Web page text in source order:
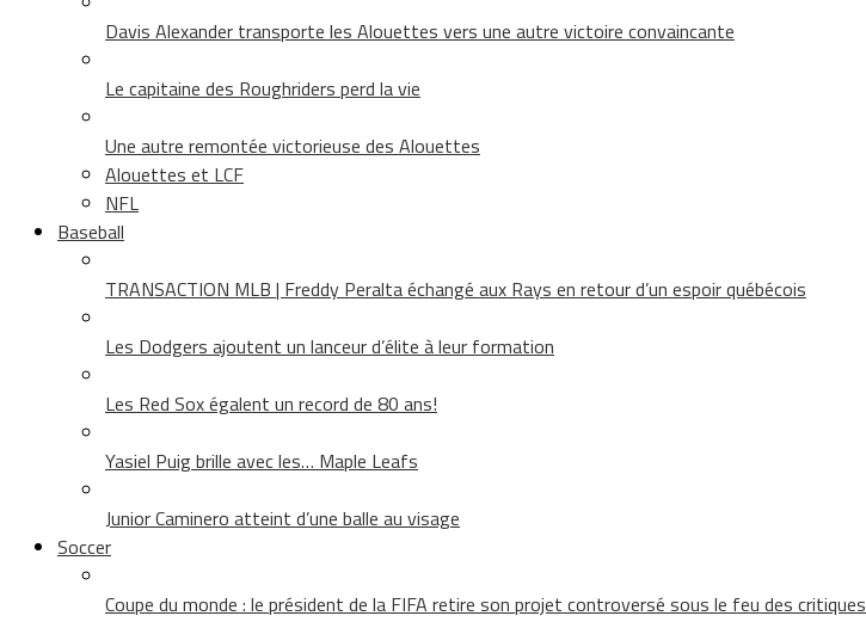
Davis Alexander transporte les Alouettes vers une autre victoire convaincante
Le capitaine des Roughriders perd la vie
Une autre remontée victorieuse des Alouettes
Alouettes et LCF
NFL
Baseball
TRANSACTION MLB | Freddy Peralta échangé aux Rays en retour d’un espoir québécois
Les Dodgers ajoutent un lanceur d’élite à leur formation
Les Red Sox égalent un record de 80 ans!
Yasiel Puig brille avec les… Maple Leafs
Junior Caminero atteint d’une balle au visage
Soccer
Coupe du monde : le président de la FIFA retire son projet controversé sous le feu des critiques